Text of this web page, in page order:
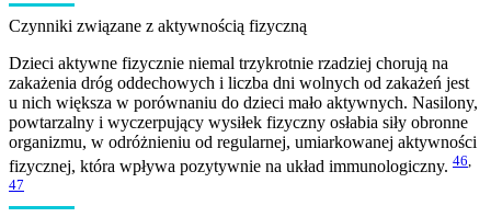
Czynniki związane z aktywnością fizyczną
Dzieci aktywne fizycznie niemal trzykrotnie rzadziej chorują na
zakażenia dróg oddechowych i liczba dni wolnych od zakażeń jest
u nich większa w porównaniu do dzieci mało aktywnych. Nasilony,
powtarzalny i wyczerpujący wysiłek fizyczny osłabia siły obronne
organizmu, w odróżnieniu od regularnej, umiarkowanej aktywności
fizycznej, która wpływa pozytywnie na układ immunologiczny. 46,
47